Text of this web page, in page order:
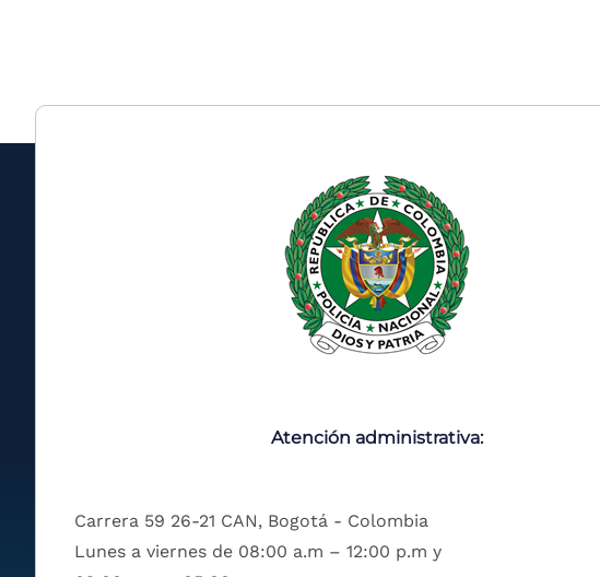
Atención administrativa:
Carrera 59 26-21 CAN, Bogotá - Colombia
Lunes a viernes de 08:00 a.m – 12:00 p.m y